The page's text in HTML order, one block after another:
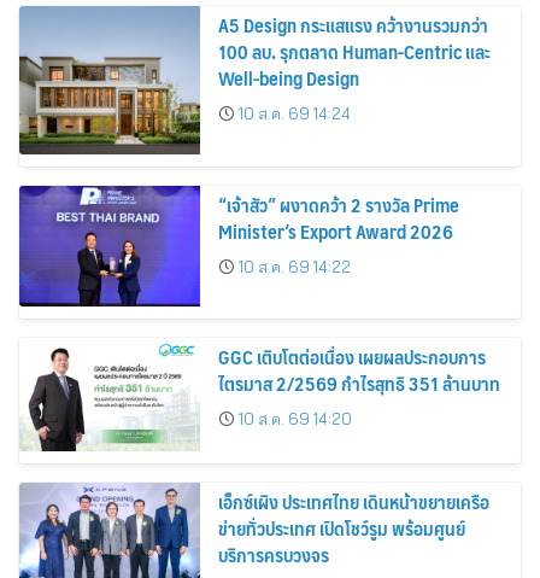
A5 Design กระแสแรง คว้างานรวมกว่า
100 ลบ. รุกตลาด Human-Centric และ
Well-being Design
10 ส.ค. 69 14:24
“เจ้าสัว” ผงาดคว้า 2 รางวัล Prime
Minister’s Export Award 2026
10 ส.ค. 69 14:22
GGC เติบโตต่อเนื่อง เผยผลประกอบการ
ไตรมาส 2/2569 กำไรสุทธิ 351 ล้านบาท
10 ส.ค. 69 14:20
เอ็กซ์เผิง ประเทศไทย เดินหน้าขยายเครือ
ข่ายทั่วประเทศ เปิดโชว์รูม พร้อมศูนย์
บริการครบวงจร